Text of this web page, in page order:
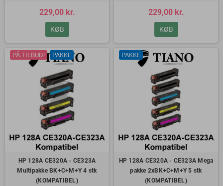
229,00 kr.
KØB
229,00 kr.
KØB
PÅ TILBUD! PAKKE
HP 128A CE320A - CE323A
Multipakke BK+C+M+Y 4 stk
(KOMPATIBEL)
PAKKE
HP 128A CE320A - CE323A Mega
pakke 2xBK+C+M+Y 5 stk
(KOMPATIBEL)